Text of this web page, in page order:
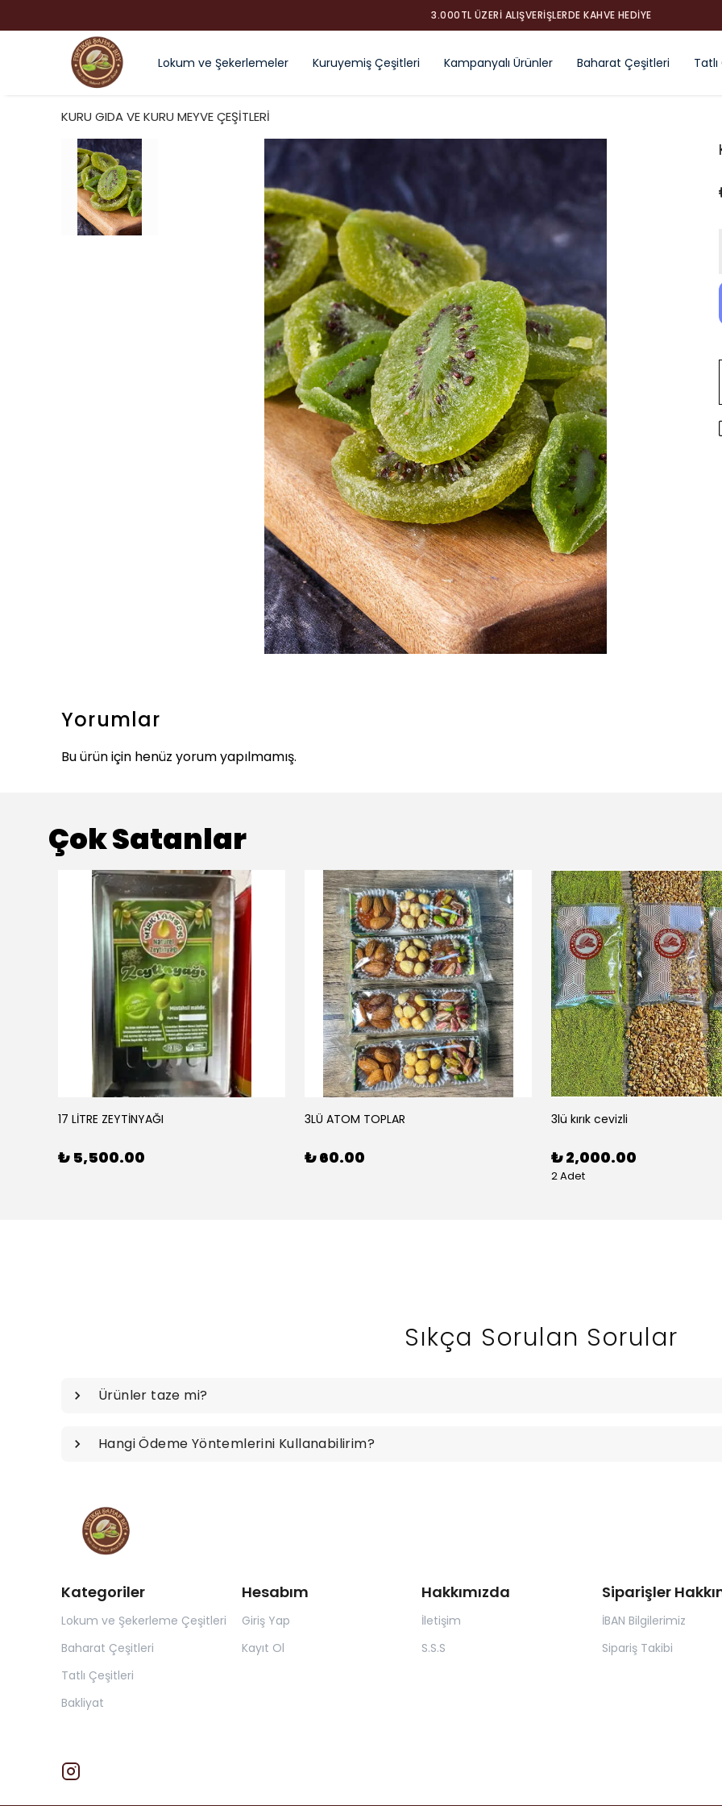
3.000TL ÜZERI ALIŞVERIŞLERDE KAHVE HEDIYE
Lokum ve Şekerlemeler Kuruyemiş Çeşitleri Kampanyalı Ürünler Baharat Çeşitleri
KURU GIDA VE KURU MEYVE ÇEŞİTLERİ
Yorumlar
Bu ürün için henüz yorum yapılmamış.
Çok Satanlar
17 LİTRE ZEYTİNYAĞI
₺ 5,500.00
3LÜ ATOM TOPLAR
₺ 60.00
3lü kırık cevizli
₺ 2,000.00
2 Adet
Sıkça Sorulan Sorular
Ürünler taze mi?
Hangi Ödeme Yöntemlerini Kullanabilirim?
Kategoriler
Lokum ve Şekerleme Çeşitleri
Baharat Çeşitleri
Tatlı Çeşitleri
Bakliyat
Hesabım
Giriş Yap
Kayıt Ol
Hakkımızda
İletişim
S.S.S
Siparişler
İBAN Bilgilerimiz
Sipariş Takibi